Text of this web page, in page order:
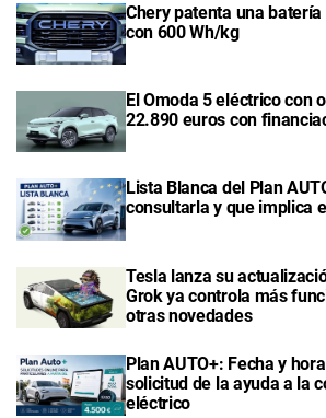
Chery patenta una
con 600 Wh/kg
El Omoda 5 eléctrico con
22.890 euros con
Lista Blanca del Plan
consultarla y que implica
Tesla lanza su
Grok ya controla más
otras novedades
Plan AUTO+: Fecha y
solicitud de la ayuda a la
eléctrico